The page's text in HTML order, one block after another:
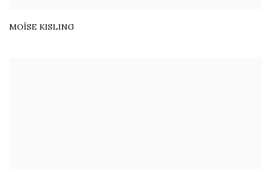
MOÏSE KISLING